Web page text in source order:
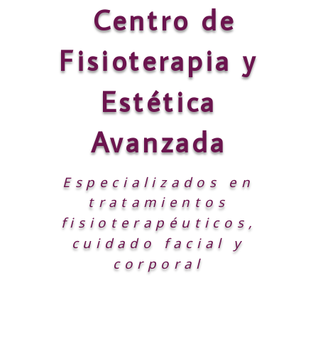
Centro de
Fisioterapia y
Estética
Avanzada
Especializados en
tratamientos
fisioterapéuticos,
cuidado facial y
corporal